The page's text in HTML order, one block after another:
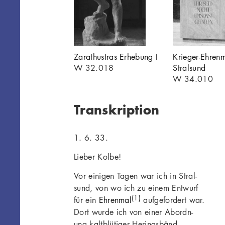
Zarathustras Erhebung I
W 32.018
Krieger-
Stralsund
W 34.010
Transkription
1. 6. 33.
Lieber Kolbe!
Vor einigen Tagen war ich in Stral-
sund, von wo ich zu einem Entwurf
für ein Ehrenmal(1) aufgefordert war.
Dort wurde ich von einer Abordn-